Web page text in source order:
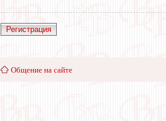
Регистрация
Общение на сайте